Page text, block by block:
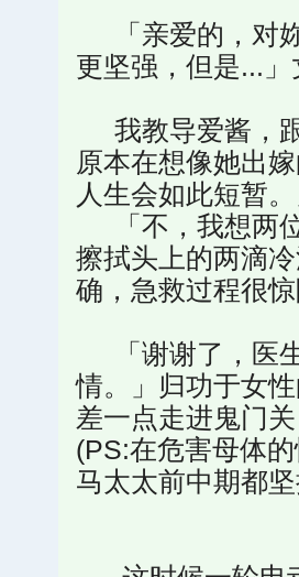
「亲爱的，对
更坚强，但是...
我教导爱酱，
原本在想像她出
人生会如此短暂
「不，我想两
擦拭头上的两滴
确，急救过程很
「谢谢了，医
情。」归功于女
差一点走进鬼门
(PS:在危害母体
马太太前中期都